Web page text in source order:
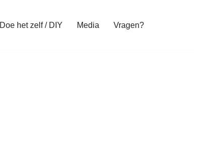
Doe het zelf / DIY Media Vragen?